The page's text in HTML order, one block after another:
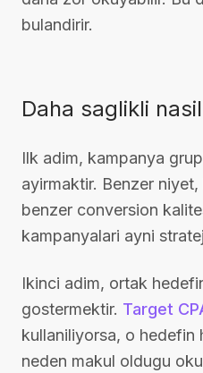
bulandirir.
Daha saglikli
Ilk adim, kampanya
ayirmaktir. Benzer
benzer conversion
kampanyalari ayni
Ikinci adim, ortak
gostermektir. Target
kullaniliyorsa, o hedefin
neden makul oldugu